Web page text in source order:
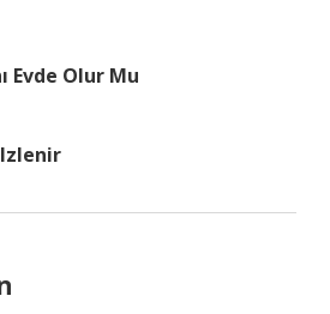
Evde Olur Mu
Izlenir